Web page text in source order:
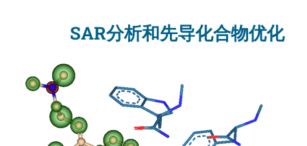
SAR分析和先导化合物优化